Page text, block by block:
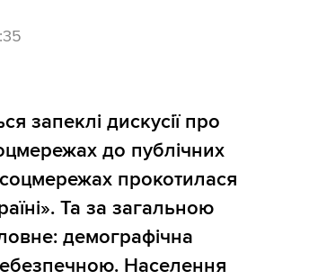
запеклі дискусії про
до публічних
прокотилася
Та за загальною
демографічна
Населення